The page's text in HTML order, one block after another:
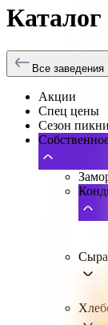
Каталог
Все заведения
Акции
Спец цены
Сезон